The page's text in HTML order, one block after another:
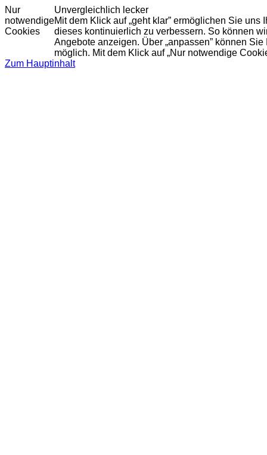
Nur
notwendige
Cookies
Unvergleichlich lecker
Mit dem Klick auf „geht klar” ermöglichen Sie
dieses kontinuierlich zu verbessern. So können
Angebote anzeigen. Über „anpassen” können
möglich. Mit dem Klick auf „Nur notwendige
Zum Hauptinhalt